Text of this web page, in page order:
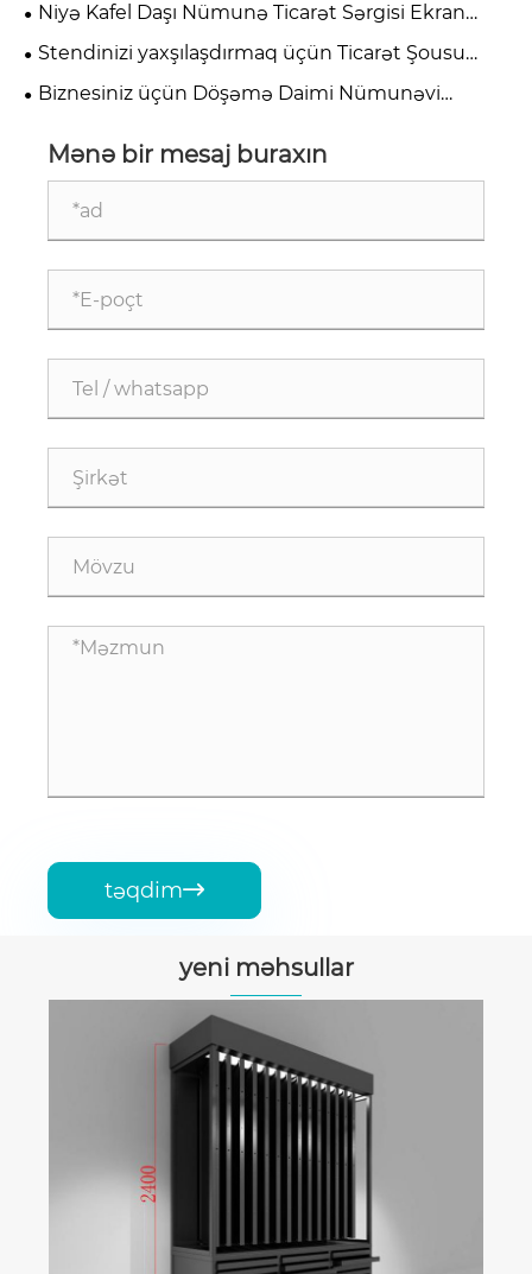
Niyə Kafel Daşı Nümunə Ticarət Sərgisi Ekran
Standları Müasir Salonlar üçün Vacibdir?
Stendinizi yaxşılaşdırmaq üçün Ticarət Şousu
üçün Divara quraşdırılmış kafel vitrinini niyə
Biznesiniz üçün Döşəmə Daimi Nümunəvi
Mənə bir mesaj buraxın
təqdim
yeni məhsullar